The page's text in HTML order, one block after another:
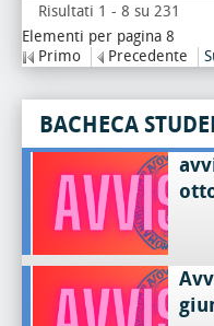
Risultati 1 - 8 su 231
Elementi per pagina 8
Primo
Precedente
BACHECA